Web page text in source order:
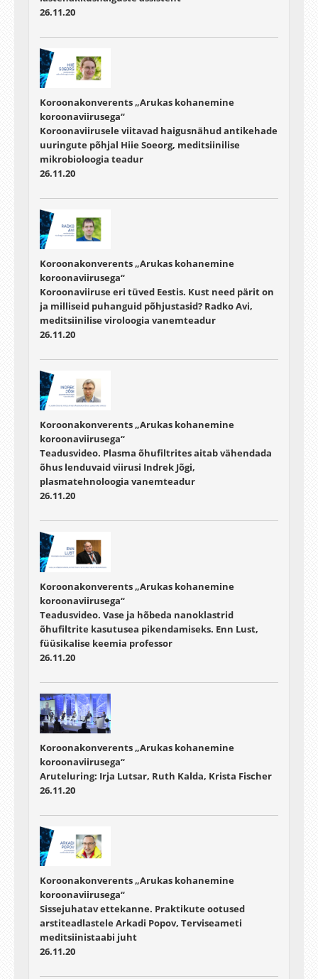
26.11.20
Koroonakonverents „Arukas kohanemine
koroonaviirusega“
Koroonaviirusele viitavad haigusnähud antikehade
uuringute põhjal Hiie Soeorg, meditsiinilise
mikrobioloogia teadur
26.11.20
Koroonakonverents „Arukas kohanemine
koroonaviirusega“
Koroonaviiruse eri tüved Eestis. Kust need pärit on
ja milliseid puhanguid põhjustasid? Radko Avi,
meditsiinilise viroloogia vanemteadur
26.11.20
Koroonakonverents „Arukas kohanemine
koroonaviirusega“
Teadusvideo. Plasma õhufiltrites aitab vähendada
õhus lenduvaid viirusi Indrek Jõgi,
plasmatehnoloogia vanemteadur
26.11.20
Koroonakonverents „Arukas kohanemine
koroonaviirusega“
Teadusvideo. Vase ja hõbeda nanoklastrid
õhufiltrite kasutusea pikendamiseks. Enn Lust,
füüsikalise keemia professor
26.11.20
Koroonakonverents „Arukas kohanemine
koroonaviirusega“
Aruteluring: Irja Lutsar, Ruth Kalda, Krista Fischer
26.11.20
Koroonakonverents „Arukas kohanemine
koroonaviirusega“
Sissejuhatav ettekanne. Praktikute ootused
arstiteadlastele Arkadi Popov, Terviseameti
meditsiinistaabi juht
26.11.20